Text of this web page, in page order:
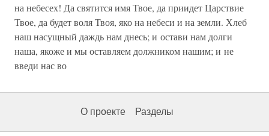
на небесех! Да святится имя Твое, да приидет Царствие
Твое, да будет воля Твоя, яко на небеси и на земли. Хлеб
наш насущный даждь нам днесь; и остави нам долги
наша, якоже и мы оставляем должником нашим; и не
введи нас во
О проекте Разделы